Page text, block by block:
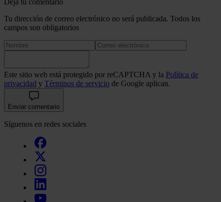
Tu dirección de correo electrónico no será publicada. Todos los
campos son obligatorios
Este sitio web está protegido por reCAPTCHA y la Política de
privacidad y Términos de servicio de Google aplican.
Enviar comentario
Síguenos en redes sociales